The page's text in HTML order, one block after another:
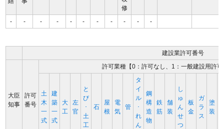
修
- - - - - - - - - - -
建設業許可番号
大臣
知事
許可
番号
許可業種【0：許可なし、1：一般建設用許
土
木
一
式
建
築
一
式
大
工
左
官
と
び
･
土
工
石
屋
根
電
気
管
タ
イ
ル
･
れ
ん
鋼
構
造
物
鉄
筋
舗
装
し
ゅ
ん
せ
つ
板
金
ガ
ラ
ス
塗
装